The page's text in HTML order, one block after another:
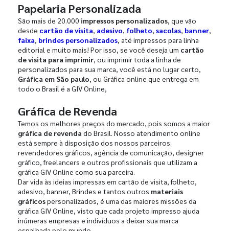
Papelaria Personalizada
São mais de 20.000 impressos personalizados, que vão
desde cartão de visita, adesivo, folheto, sacolas, banner,
faixa, brindes personalizados, até impressos para linha
editorial e muito mais! Por isso, se você deseja um cartão
de visita para imprimir, ou imprimir toda a linha de
personalizados para sua marca, você está no lugar certo,
Gráfica em São paulo, ou Gráfica online que entrega em
todo o Brasil é a GIV Online,
Gráfica de Revenda
Temos os melhores preços do mercado, pois somos a maior
gráfica de revenda do Brasil. Nosso atendimento online
está sempre à disposição dos nossos parceiros:
revendedores gráficos, agência de comunicação, designer
gráfico, freelancers e outros profissionais que utilizam a
gráfica GIV Online como sua parceira.
Dar vida às ideias impressas em cartão de visita, folheto,
adesivo, banner, Brindes e tantos outros materiais
gráficospersonalizados, é uma das maiores missões da
gráfica GIV Online, visto que cada projeto impresso ajuda
inúmeras empresas e indivíduos a deixar sua marca